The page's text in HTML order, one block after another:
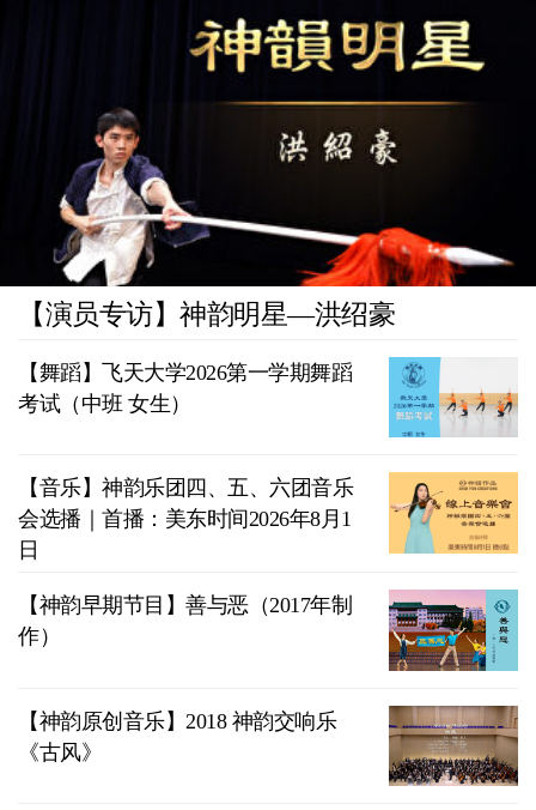
【演员专访】神韵明星—洪绍豪
【舞蹈】飞天大学2026第一学期舞蹈
考试（中班 女生）
【音乐】神韵乐团四、五、六团音乐
会选播｜首播：美东时间2026年8月1
日
【神韵早期节目】善与恶（2017年制
作）
【神韵原创音乐】2018 神韵交响乐
《古风》